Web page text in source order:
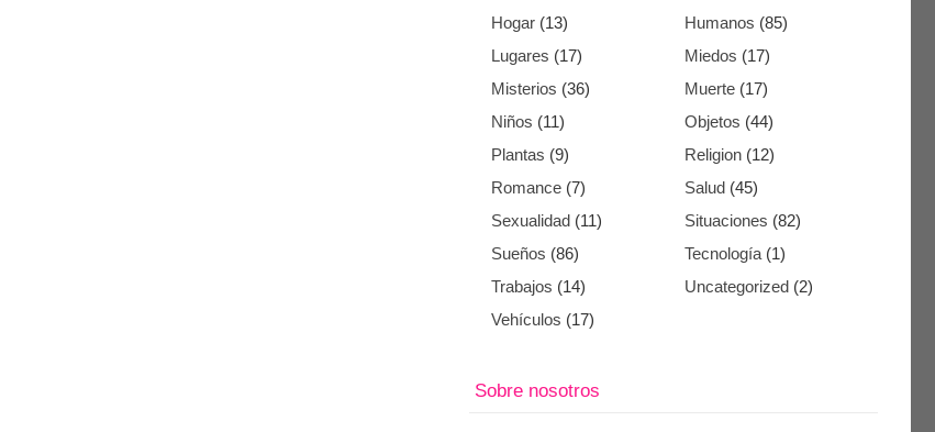
Hogar (13) Humanos (85)
Lugares (17) Miedos (17)
Misterios (36) Muerte (17)
Niños (11) Objetos (44)
Plantas (9) Religion (12)
Romance (7) Salud (45)
Sexualidad (11) Situaciones (82)
Sueños (86) Tecnología (1)
Trabajos (14) Uncategorized (2)
Vehículos (17)
Sobre nosotros